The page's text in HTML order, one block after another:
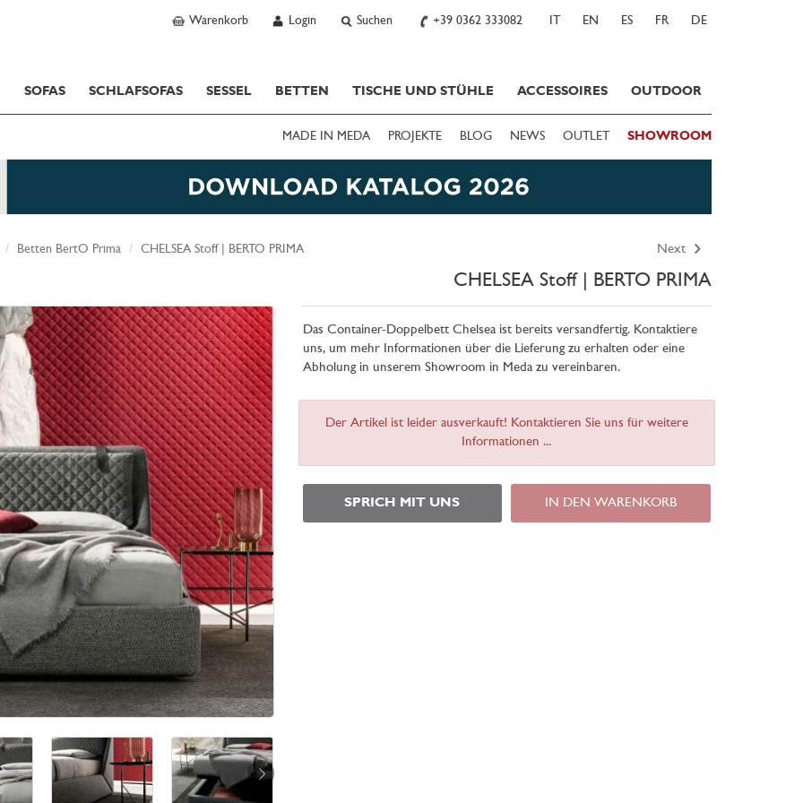
Warenkorb Login Suchen +39 0362 333082 IT EN ES FR DE
SOFAS SCHLAFSOFAS SESSEL BETTEN TISCHE UND STÜHLE ACCESSOIRES OUTDOOR
MADE IN MEDA PROJEKTE BLOG NEWS OUTLET SHOWROOM
Next
Betten BertO Prima CHELSEA Stoff | BERTO PRIMA
CHELSEA Stoff | BERTO PRIMA
Das Container-Doppelbett Chelsea ist bereits versandfertig. Kontaktiere
uns, um mehr Informationen über die Lieferung zu erhalten oder eine
Abholung in unserem Showroom in Meda zu vereinbaren.
Der Artikel ist leider ausverkauft! Kontaktieren Sie uns für weitere
Informationen ...
SPRICH MIT UNS IN DEN WARENKORB